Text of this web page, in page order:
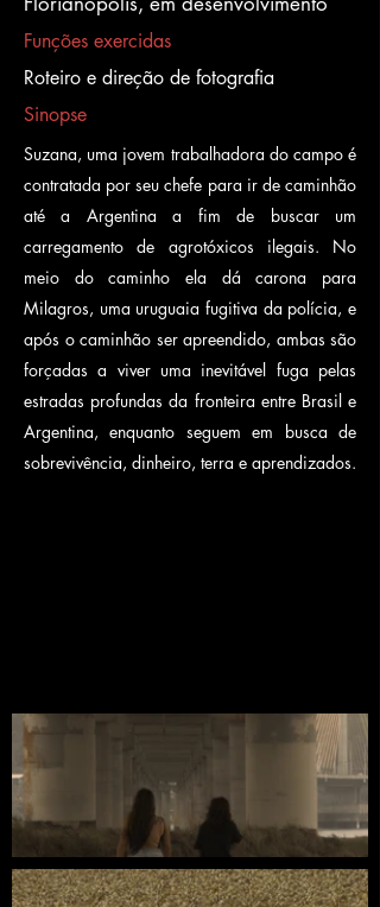
Funções exercidas
Roteiro e direção de fotografia
Sinopse
Suzana, uma jovem trabalhadora do campo é
contratada por seu chefe para ir de caminhão
até a Argentina a fim de buscar um
carregamento de agrotóxicos ilegais. No
meio do caminho ela dá carona para
Milagros, uma uruguaia fugitiva da polícia, e
após o caminhão ser apreendido, ambas são
forçadas a viver uma inevitável fuga pelas
estradas profundas da fronteira entre Brasil e
Argentina, enquanto seguem em busca de
sobrevivência, dinheiro, terra e aprendizados.